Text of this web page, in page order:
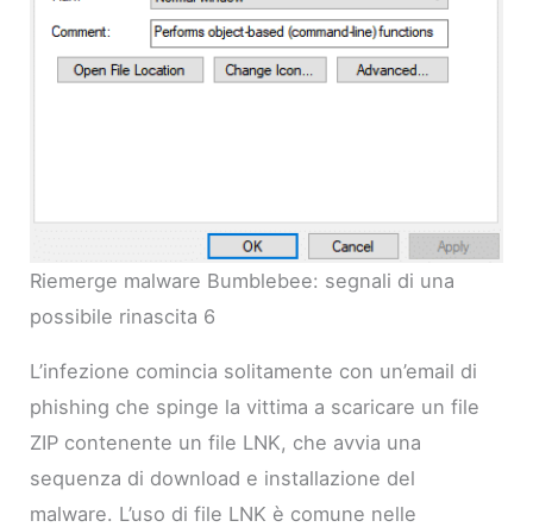
Riemerge malware Bumblebee: segnali di una
possibile rinascita 6
L’infezione comincia solitamente con un’email di
phishing che spinge la vittima a scaricare un file
ZIP contenente un file LNK, che avvia una
sequenza di download e installazione del
malware. L’uso di file LNK è comune nelle